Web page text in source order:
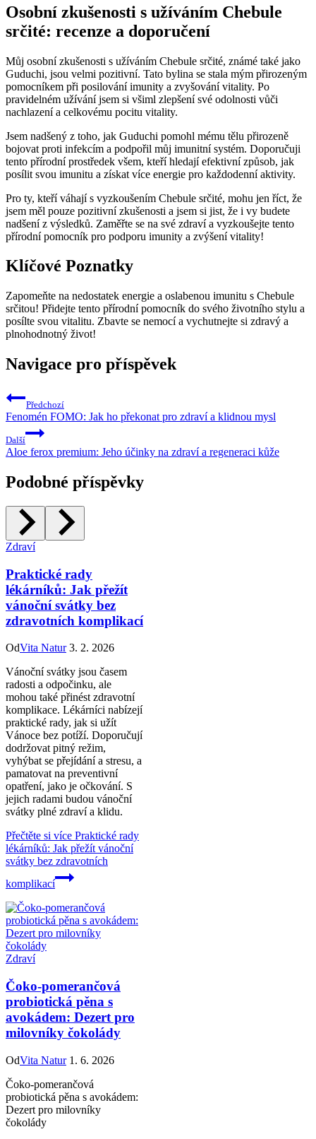
Osobní zkušenosti s užíváním Chebule
srčité: recenze a doporučení
Můj osobní zkušenosti s užíváním Chebule srčité, známé také jako
Guduchi, jsou velmi pozitivní. Tato bylina se stala mým přirozeným
pomocníkem při posilování imunity a zvyšování vitality. Po
pravidelném užívání jsem si všiml zlepšení své odolnosti vůči
nachlazení a celkovému pocitu vitality.
Jsem nadšený z toho, jak Guduchi pomohl mému tělu přirozeně
bojovat proti infekcím a podpořil můj imunitní systém. Doporučuji
tento přírodní prostředek všem, kteří hledají efektivní způsob, jak
posílit svou imunitu a získat více energie pro každodenní aktivity.
Pro ty, kteří váhají s vyzkoušením Chebule srčité, mohu jen říct, že
jsem měl pouze pozitivní zkušenosti a jsem si jist, že i vy budete
nadšení z výsledků. Zaměřte se na své zdraví a vyzkoušejte tento
přírodní pomocník pro podporu imunity a zvýšení vitality!
Klíčové Poznatky
Zapomeňte na nedostatek energie a oslabenou imunitu s Chebule
srčitou! Přidejte tento přírodní pomocník do svého životního stylu a
posílte svou vitalitu. Zbavte se nemocí a vychutnejte si zdravý a
plnohodnotný život!
Navigace pro příspěvek
Předchozí
Fenomén FOMO: Jak ho překonat pro zdraví a klidnou mysl
Další
Aloe ferox premium: Jeho účinky na zdraví a regeneraci kůže
Podobné příspěvky
Zdraví
Praktické rady
lékárníků: Jak přežít
vánoční svátky bez
zdravotních komplikací
OdVita Natur 3. 2. 2026
Vánoční svátky jsou časem
radosti a odpočinku, ale
mohou také přinést zdravotní
komplikace. Lékárníci nabízejí
praktické rady, jak si užít
Vánoce bez potíží. Doporučují
dodržovat pitný režim,
vyhýbat se přejídání a stresu, a
pamatovat na preventivní
opatření, jako je očkování. S
jejich radami budou vánoční
svátky plné zdraví a klidu.
Přečtěte si více Praktické rady
lékárníků: Jak přežít vánoční
svátky bez zdravotních
komplikací
Zdraví
Čoko-pomerančová
probiotická pěna s
avokádem: Dezert pro
milovníky čokolády
OdVita Natur 1. 6. 2026
Čoko-pomerančová
probiotická pěna s avokádem:
Dezert pro milovníky
čokolády